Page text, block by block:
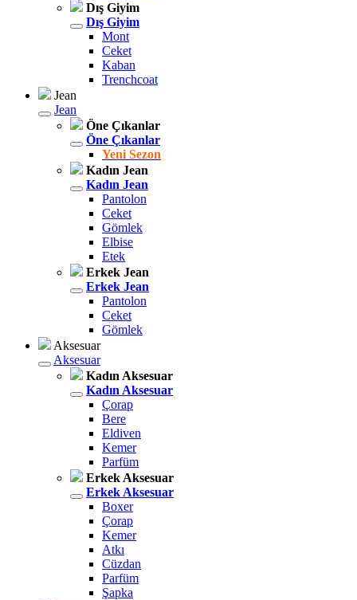
Dış Giyim
Dış Giyim
Mont
Ceket
Kaban
Trenchcoat
Jean
Jean
Öne Çıkanlar
Öne Çıkanlar
Yeni Sezon
Kadın Jean
Kadın Jean
Pantolon
Ceket
Gömlek
Elbise
Etek
Erkek Jean
Erkek Jean
Pantolon
Ceket
Gömlek
Aksesuar
Aksesuar
Kadın Aksesuar
Kadın Aksesuar
Çorap
Bere
Eldiven
Kemer
Parfüm
Erkek Aksesuar
Erkek Aksesuar
Boxer
Çorap
Kemer
Atkı
Cüzdan
Parfüm
Şapka